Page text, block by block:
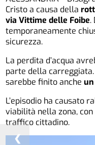
Cristo a causa della
via Vittime delle Foibe.
temporaneamente
sicurezza.
La perdita d’acqua
parte della
sarebbe finito anche
L’episodio ha causato
viabilità nella zona,
traffico cittadino.
❮